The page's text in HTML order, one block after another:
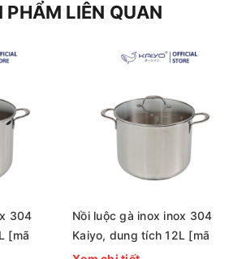
PHẨM LIÊN QUAN
304
[mã
Nồi luộc gà inox inox 304
Kaiyo, dung tích 12L [mã
KIC-1518]